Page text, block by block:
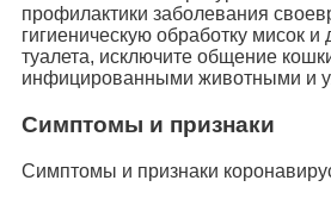
профилактики заболевания
гигиеническую обработку мисок
туалета, исключите общение
инфицированными животными и
Симптомы и признаки
Симптомы и признаки